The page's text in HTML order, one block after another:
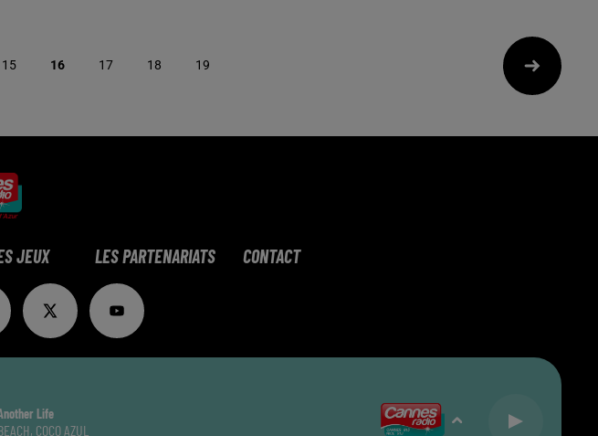
15 16 17 18 19
JEUX LES PARTENARIATS CONTACT
Life
COCO AZUL